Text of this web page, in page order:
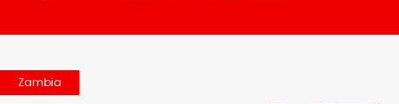
Zambia